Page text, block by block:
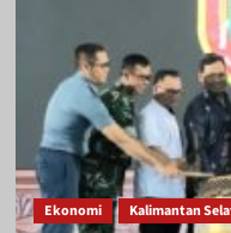
Ekonomi Kalimantan